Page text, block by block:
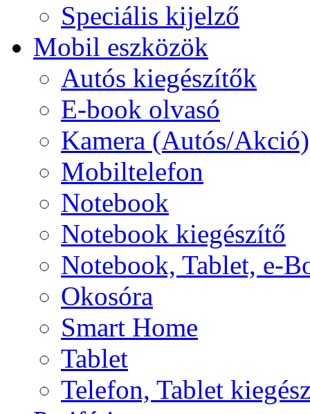
Speciális kijelző
Mobil eszközök
Autós kiegészítők
E-book olvasó
Kamera (Autós/Akció)
Mobiltelefon
Notebook
Notebook kiegészítő
Notebook, Tablet, e-
Okosóra
Smart Home
Tablet
Telefon, Tablet